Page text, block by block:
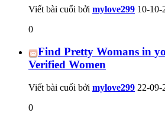
Viết bài cuối bởi mylove299 10-10-
0
Find Pretty Womans in
Verified Women
Viết bài cuối bởi mylove299 22-09-
0